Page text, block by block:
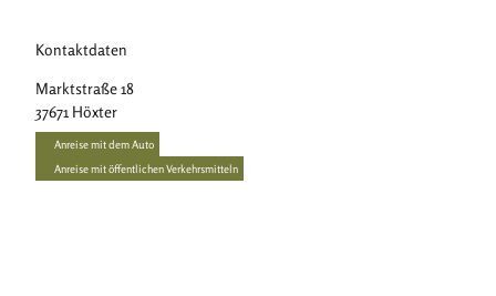
Kontaktdaten
Marktstraße 18
37671 Höxter
Anreise mit dem Auto
Anreise mit öffentlichen Verkehrsmitteln